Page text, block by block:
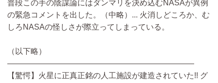
普段この手の陰謀論にはダンマリを決め込むNASAが異例
の緊急コメントを出した。
（中略）... 火消しどころか、む
しろNASAの怪しさが際立ってしまっている。
（以下略）
————————————————————————
【驚愕】火星に正真正銘の人工施設が建造されていた!! グ